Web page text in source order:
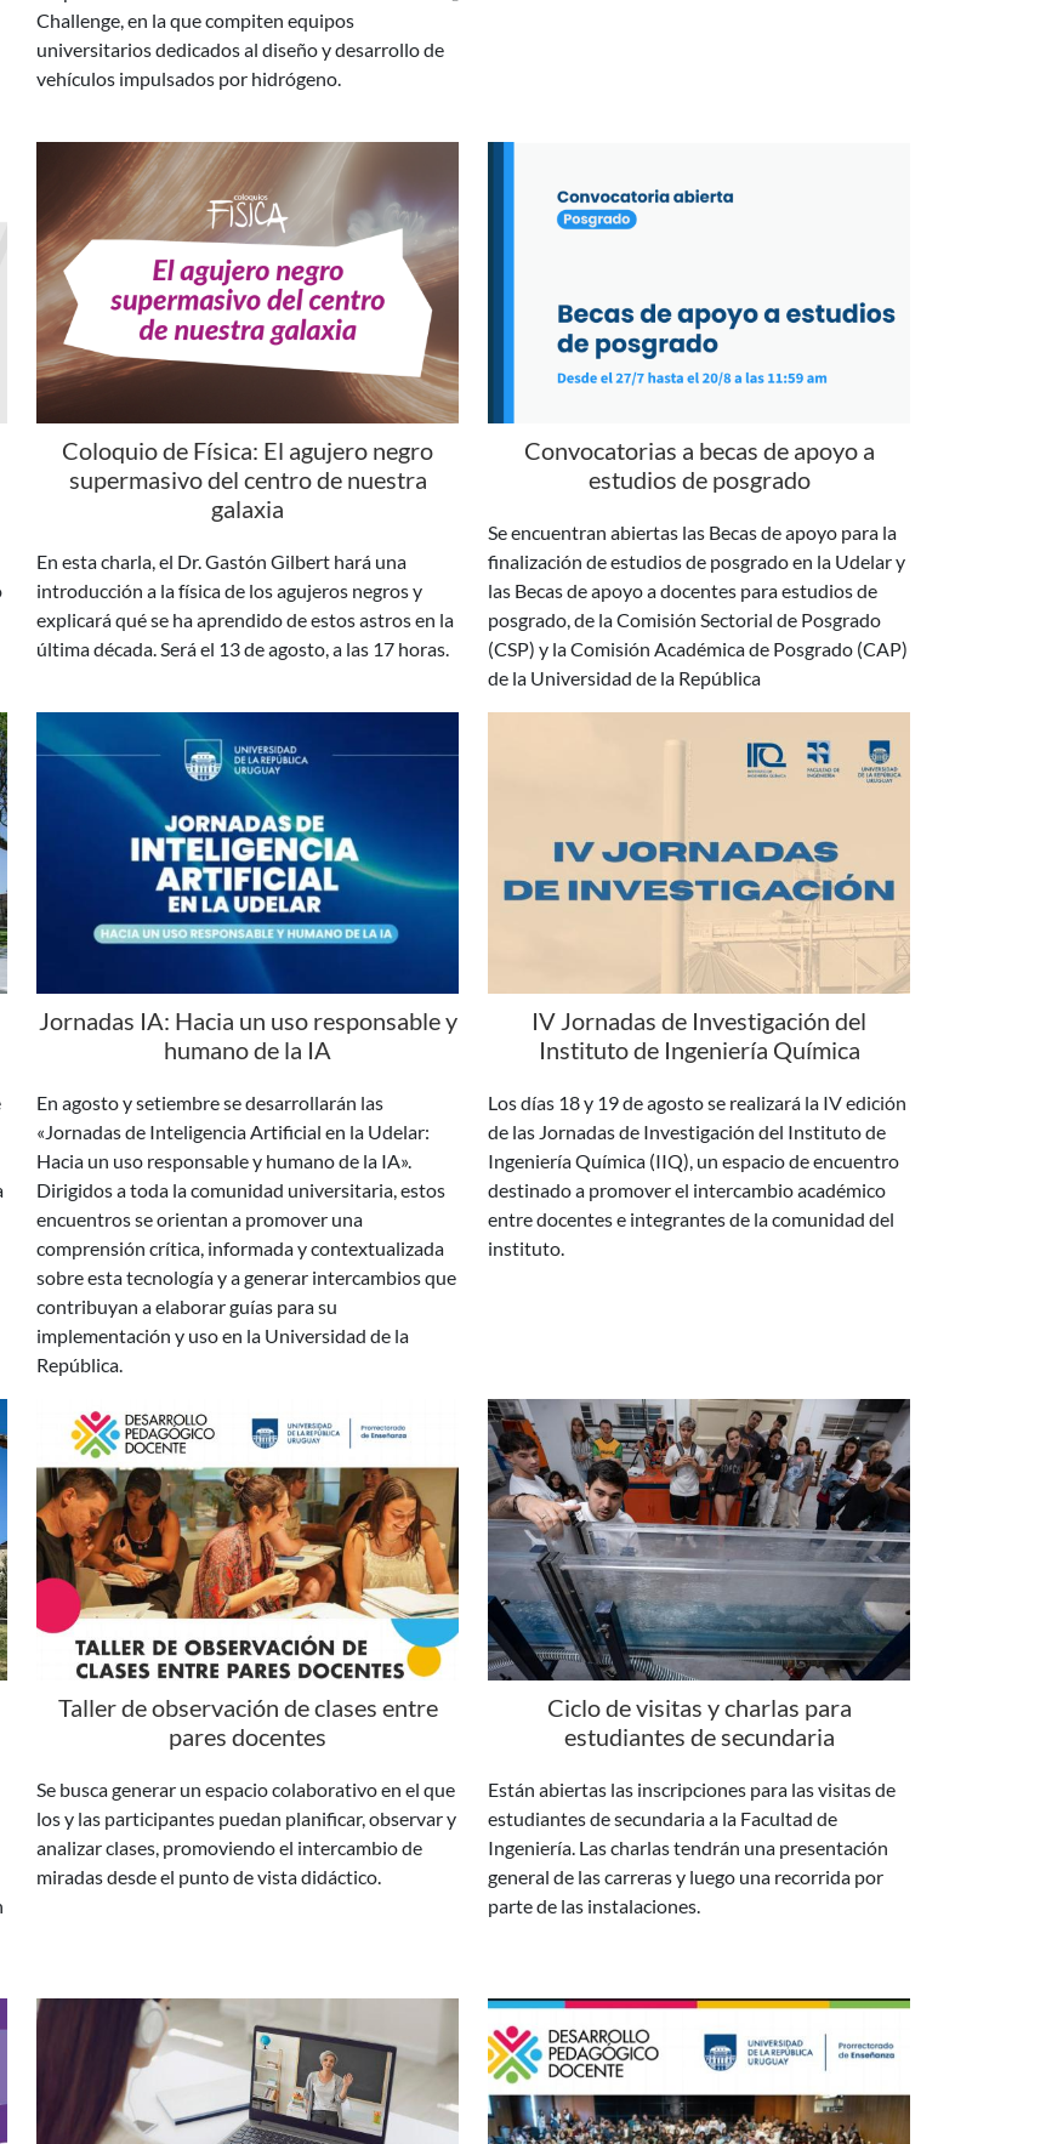
vehículos impulsados por hidrógeno.
Coloquio de Física: El agujero negro
supermasivo del centro de nuestra
galaxia
En esta charla, el Dr. Gastón Gilbert hará una
introducción a la física de los agujeros negros y
explicará qué se ha aprendido de estos astros en la
última década. Será el 13 de agosto, a las 17 horas.
Convocatorias a becas de apoyo a
Se encuentran abiertas las Becas de apoyo para la
finalización de estudios de posgrado en la Udelar y
las Becas de apoyo a docentes para estudios de
posgrado, de la Comisión Sectorial de Posgrado
(CSP) y la Comisión Académica de Posgrado (CAP)
de la Universidad de la República
Jornadas IA: Hacia un uso responsable y
humano de la IA
En agosto y setiembre se desarrollarán las
«Jornadas de Inteligencia Artificial en la Udelar:
Hacia un uso responsable y humano de la IA».
Dirigidos a toda la comunidad universitaria, estos
encuentros se orientan a promover una
comprensión crítica, informada y contextualizada
sobre esta tecnología y a generar intercambios que
contribuyan a elaborar guías para su
implementación y uso en la Universidad de la
República.
IV Jornadas de Investigación del
Instituto de Ingeniería Química
Los días 18 y 19 de agosto se realizará la IV edición
de las Jornadas de Investigación del Instituto de
Ingeniería Química (IIQ), un espacio de encuentro
destinado a promover el intercambio académico
entre docentes e integrantes de la comunidad del
instituto.
Taller de observación de clases entre
pares docentes
Se busca generar un espacio colaborativo en el que
los y las participantes puedan planificar, observar y
analizar clases, promoviendo el intercambio de
miradas desde el punto de vista didáctico.
Ciclo de visitas y charlas para
estudiantes de secundaria
Están abiertas las inscripciones para las visitas de
estudiantes de secundaria a la Facultad de
Ingeniería. Las charlas tendrán una presentación
general de las carreras y luego una recorrida por
parte de las instalaciones.